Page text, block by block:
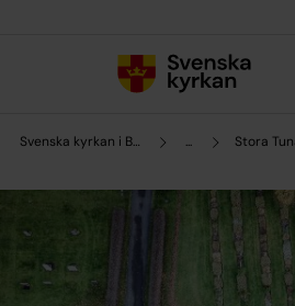
Svenska kyrkan i Borlänge ... Stora